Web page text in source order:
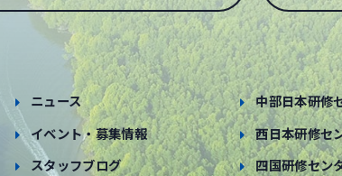
ニュース
イベント・募集情報
スタッフブログ
中部日本研修
西日本研修セ
四国研修セン